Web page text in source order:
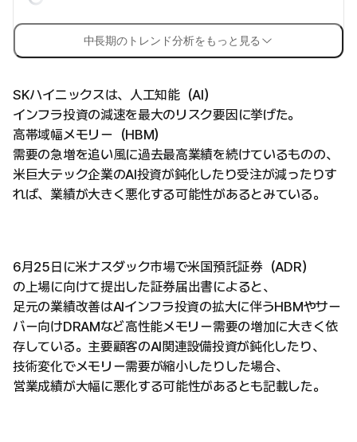
中長期のトレンド分析をもっと見る
SKハイニックスは、人工知能（AI）
インフラ投資の減速を最大のリスク要因に挙げた。
高帯域幅メモリー（HBM）
需要の急増を追い風に過去最高業績を続けているものの、
米巨大テック企業のAI投資が鈍化したり受注が減ったりす
れば、業績が大きく悪化する可能性があるとみている。
6月25日に米ナスダック市場で米国預託証券（ADR）
の上場に向けて提出した証券届出書によると、
足元の業績改善はAIインフラ投資の拡大に伴うHBMやサー
バー向けDRAMなど高性能メモリー需要の増加に大きく依
存している。主要顧客のAI関連設備投資が鈍化したり、
技術変化でメモリー需要が縮小したりした場合、
営業成績が大幅に悪化する可能性があるとも記載した。